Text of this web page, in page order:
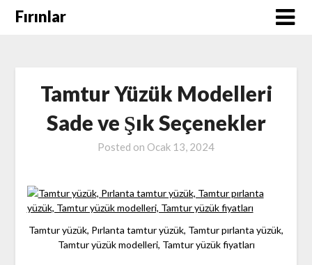
SkipFırınlar
Tamtur Yüzük Modelleri
Sade ve Şık Seçenekler
Posted on Ocak 13, 2024
Tamtur yüzük, Pırlanta tamtur yüzük, Tamtur pırlanta yüzük,
Tamtur yüzük modelleri, Tamtur yüzük fiyatları